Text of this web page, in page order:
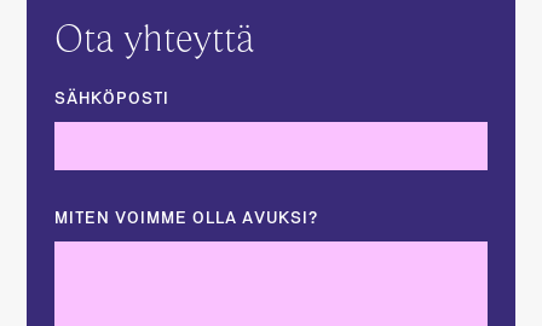
Ota yhteyttä
SÄHKÖPOSTI
MITEN VOIMME OLLA AVUKSI?